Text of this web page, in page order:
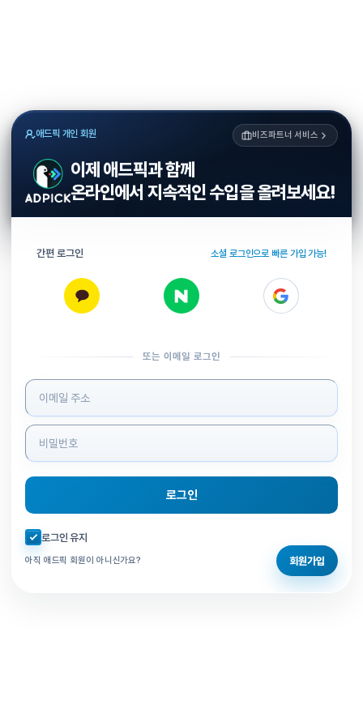
애드픽 개인 회원 비즈파트너 서비스
이제 애드픽과 함께
온라인에서 지속적인 수입을 올려보세요!
간편 로그인 소셜 로그인으로 빠른 가입 가능!
또는 이메일 로그인
로그인 정보 입력
로그인
자동로그인 체크
로그인 유지
아직 애드픽 회원이 아니신가요? 회원가입